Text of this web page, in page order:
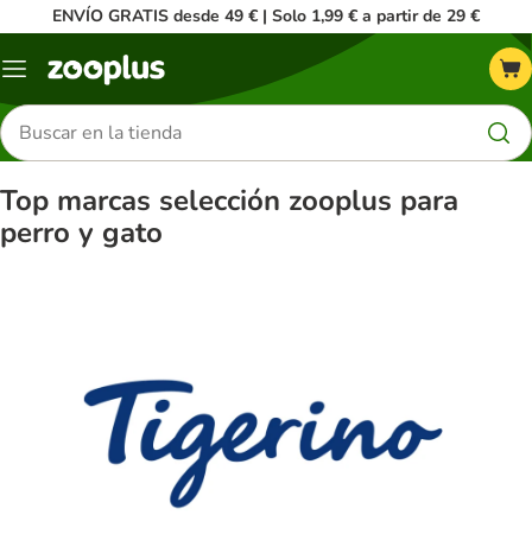
ENVÍO GRATIS desde 49 € | Solo 1,99 € a partir de 29 €
Menú
Buscar
productos
Top marcas selección zooplus para
perro y gato